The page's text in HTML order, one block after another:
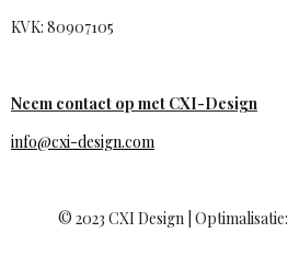
KVK: 80907105
Neem contact op met CXI-Design
info@cxi-design.com
© 2023 CXI Design | Optimalisatie: